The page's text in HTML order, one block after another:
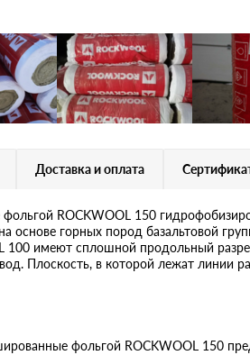
Доставка и оплата
ROCKWOOL 150
основе горных пород базальтовой
100 имеют сплошной продольный
Плоскость, в которой лежат линии
фольгой ROCKWOOL 150